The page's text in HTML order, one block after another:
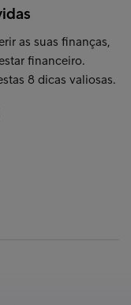
as suas finanças,
financeiro.
8 dicas valiosas.